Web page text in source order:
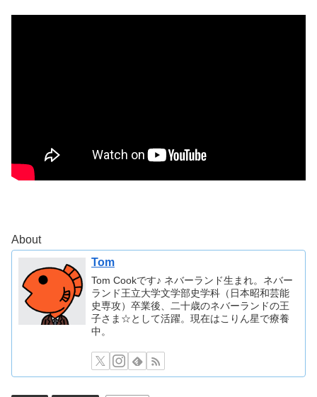
About
Tom
Tom Cookです♪ ネバーランド生まれ。ネバー
ランド王立大学文学部史学科（日本昭和芸能
史専攻）卒業後、二十歳のネバーランドの王
子さま☆として活躍。現在はこりん星で療養
中。